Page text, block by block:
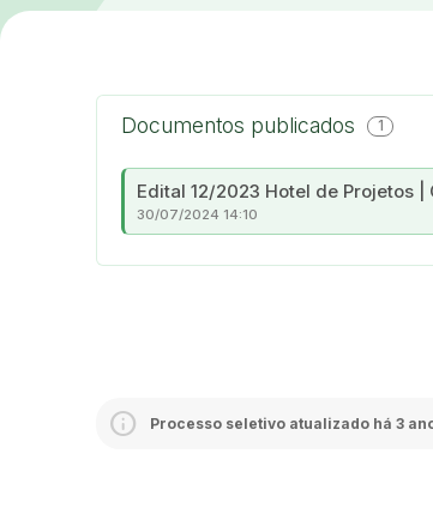
Documentos publicados 1
Edital 12/2023 Hotel de Projetos |
30/07/2024 14:10
Processo seletivo atualizado há 3